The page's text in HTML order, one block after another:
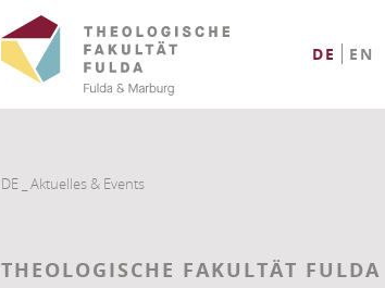
DE EN
DE Aktuelles & Events
THEOLOGISCHE FAKULTÄT FULDA